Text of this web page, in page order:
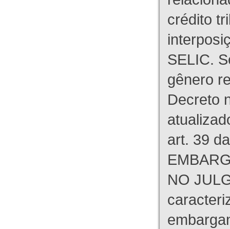
crédito
SELIC.
gênero
Decreto
art. 39
NO